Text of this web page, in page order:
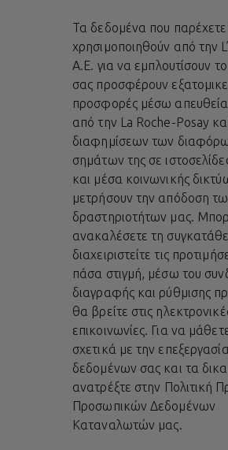
Τα δεδομένα που
χρησιμοποιηθούν από την
A.E. για να εμπλουτίσουν
σας προσφέρουν
προσφορές μέσω
από την La Roche-Posay
διαφημίσεων των
σημάτων της σε
και μέσα κοινωνικής
μετρήσουν την απόδοση
δραστηριοτήτων μας.
ανακαλέσετε τη
διαχειριστείτε τις
πάσα στιγμή, μέσω του
διαγραφής και ρύθμισης
θα βρείτε στις
επικοινωνίες. Για να
σχετικά με την
δεδομένων σας και τα
ανατρέξτε στην Πολιτική
Προσωπικών Δεδομένων
Καταναλωτών μας.